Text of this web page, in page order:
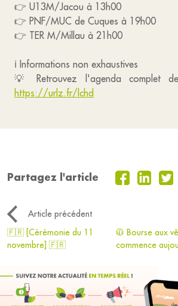
👉 U13M/Jacou à 13h00
👉 PNF/MUC de Cuques à 19h00
👉 TER M/Millau à 21h00
ℹ️ Informations non exhaustives
💡 Retrouvez l'agenda complet
https://urlz.fr/lchd
Partagez l'article
Article précédent
🇫🇷 [Cérémonie du 11
novembre] 🇫🇷
🧥 Bourse aux
commence